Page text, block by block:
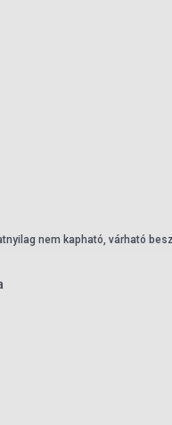
nem kapható, várható